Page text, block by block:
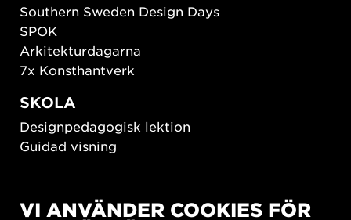
Southern Sweden Design Days
SPOK
Arkitekturdagarna
7x Konsthantverk
SKOLA
Designpedagogisk lektion
Guidad visning
New European Bauhaus
VI ANVÄNDER COOKIES FÖR